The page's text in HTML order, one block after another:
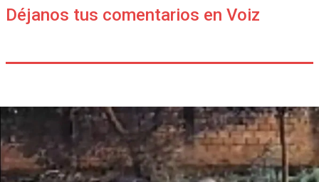
Déjanos tus comentarios en Voiz